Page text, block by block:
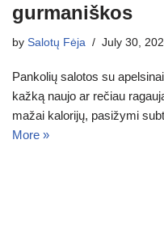
gurmaniškos
by Salotų Fėja July 30,
Pankolių salotos su
kažką naujo ar rečiau
mažai kalorijų, pasižymi
More »